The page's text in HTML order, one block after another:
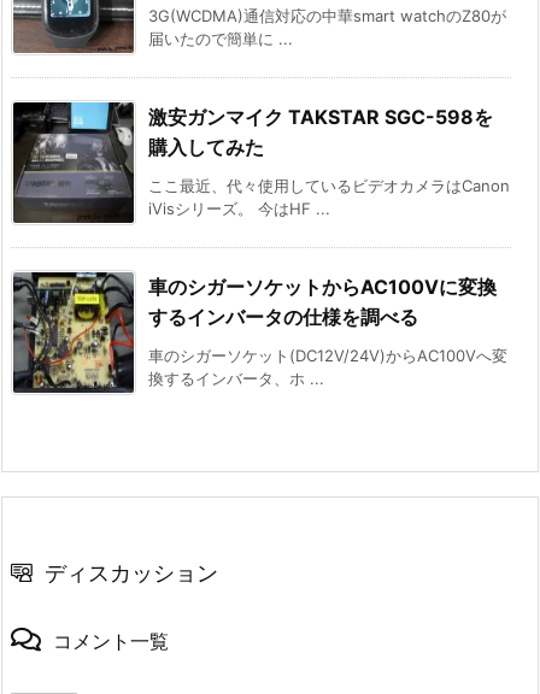
3G(WCDMA)通信対応の中華smart watchのZ80が
届いたので簡単に ...
激安ガンマイク TAKSTAR SGC-598を
購入してみた
ここ最近、代々使用しているビデオカメラはCanon
iVisシリーズ。 今はHF ...
車のシガーソケットからAC100Vに変換
するインバータの仕様を調べる
車のシガーソケット(DC12V/24V)からAC100Vへ変
換するインバータ、ホ ...
ディスカッション
コメント一覧